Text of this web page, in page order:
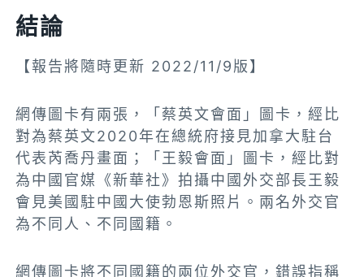
結論
【報告將隨時更新 2022/11/9版】
網傳圖卡有兩張，「蔡英文會面」圖卡，經比
對為蔡英文2020年在總統府接見加拿大駐台
代表芮喬丹畫面；「王毅會面」圖卡，經比對
為中國官媒《新華社》拍攝中國外交部長王毅
會見美國駐中國大使勃恩斯照片。兩名外交官
為不同人、不同國籍。
網傳圖卡將不同國籍的兩位外交官，錯誤指稱